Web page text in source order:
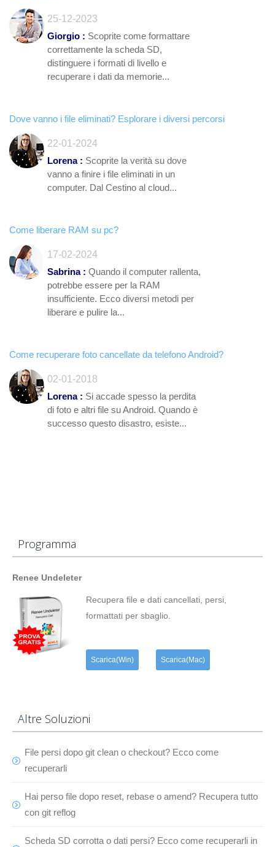
25-12-2023
Giorgio : Scoprite come formattare
correttamente la scheda SD,
distinguere i formati di livello e
recuperare i dati da memorie...
Dove vanno i file eliminati? Esplorare i diversi percorsi
22-01-2024
Lorena : Scoprite la verità su dove
vanno a finire i file eliminati in un
computer. Dal Cestino al cloud...
Come liberare RAM su pc?
17-02-2024
Sabrina : Quando il computer rallenta,
potrebbe essere per la RAM
insufficiente. Ecco diversi metodi per
liberare e pulire la...
Come recuperare foto cancellate da telefono Android?
02-01-2018
Lorena : Si accade spesso la perdita
di foto e altri file su Android. Quando è
successo questo disastro, esiste...
Programma
Renee Undeleter
Recupera file e dati cancellati, persi,
formattati per sbaglio.
Scarica(Win) Scarica(Mac)
Altre Soluzioni
File persi dopo git clean o checkout? Ecco come
recuperarli
Hai perso file dopo reset, rebase o amend? Recupera tutto
con git reflog
Scheda SD corrotta o dati persi? Ecco come recuperarli in